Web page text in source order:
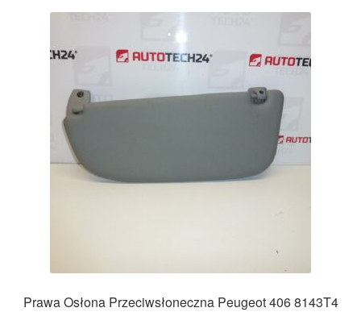
Prawa Osłona Przeciwsłoneczna Peugeot 406 8143T4